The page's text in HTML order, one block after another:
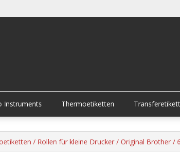
Instruments Thermoetiketten
/ Rollen für kleine Drucker / Original Brother /